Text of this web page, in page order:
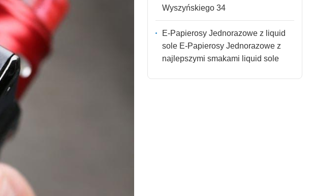
Wyszyńskiego 34
E-Papierosy Jednorazowe z liquid
sole E-Papierosy Jednorazowe z
najlepszymi smakami liquid sole